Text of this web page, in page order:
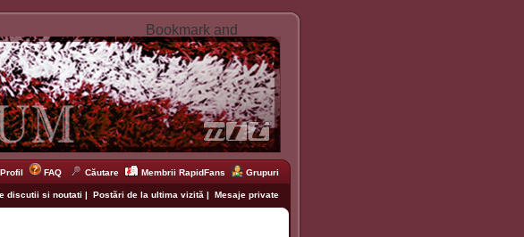
Profil FAQ Căutare Membrii RapidFans Grupuri
discutii si noutati | Postări de la ultima vizită | Mesaje private